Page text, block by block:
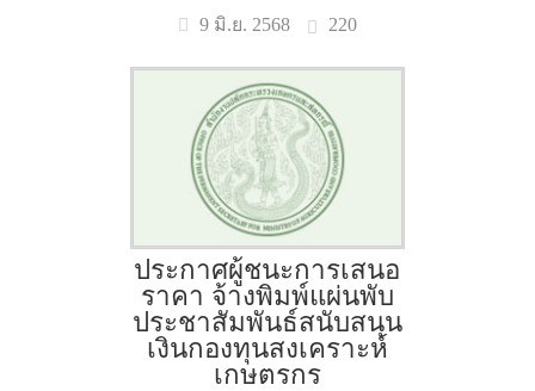
9 มิ.ย. 2568 220
ประกาศผู้ชนะการเสนอ
ราคา จ้างพิมพ์แผ่นพับ
ประชาสัมพันธ์สนับสนุน
เงินกองทุนสงเคราะห์
เกษตรกร